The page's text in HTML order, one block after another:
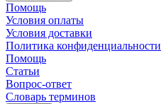
Помощь
Условия оплаты
Условия доставки
Политика конфиденциальности
Помощь
Статьи
Вопрос-ответ
Словарь терминов